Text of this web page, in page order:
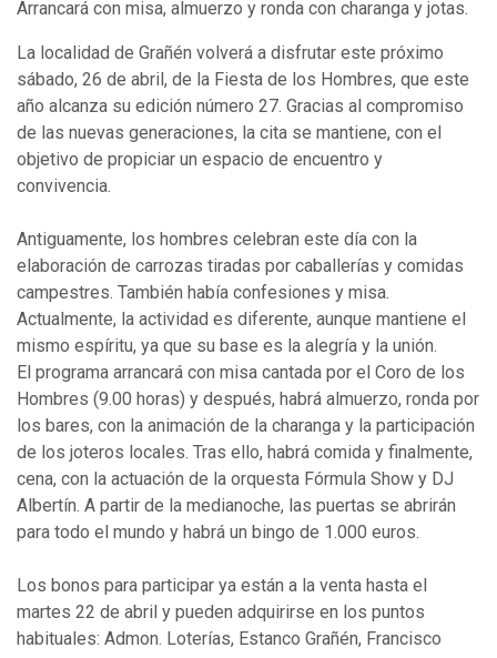
Arrancará con misa, almuerzo y ronda con charanga y jotas.
La localidad de Grañén volverá a disfrutar este próximo
sábado, 26 de abril, de la Fiesta de los Hombres, que este
año alcanza su edición número 27. Gracias al compromiso
de las nuevas generaciones, la cita se mantiene, con el
objetivo de propiciar un espacio de encuentro y
convivencia.
Antiguamente, los hombres celebran este día con la
elaboración de carrozas tiradas por caballerías y comidas
campestres. También había confesiones y misa.
Actualmente, la actividad es diferente, aunque mantiene el
mismo espíritu, ya que su base es la alegría y la unión.
El programa arrancará con misa cantada por el Coro de los
Hombres (9.00 horas) y después, habrá almuerzo, ronda por
los bares, con la animación de la charanga y la participación
de los joteros locales. Tras ello, habrá comida y finalmente,
cena, con la actuación de la orquesta Fórmula Show y DJ
Albertín. A partir de la medianoche, las puertas se abrirán
para todo el mundo y habrá un bingo de 1.000 euros.
Los bonos para participar ya están a la venta hasta el
martes 22 de abril y pueden adquirirse en los puntos
habituales: Admon. Loterías, Estanco Grañén, Francisco